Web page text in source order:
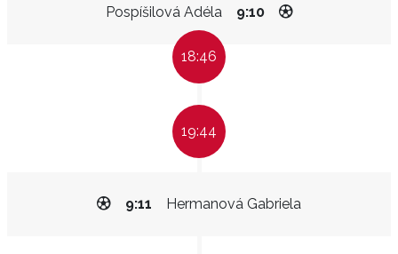
Pospíšilová Adéla 9:10
18:46
19:44
Hermanová Gabriela
9:11